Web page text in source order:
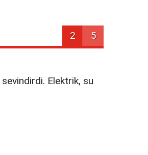
2 5
sevindirdi. Elektrik, su